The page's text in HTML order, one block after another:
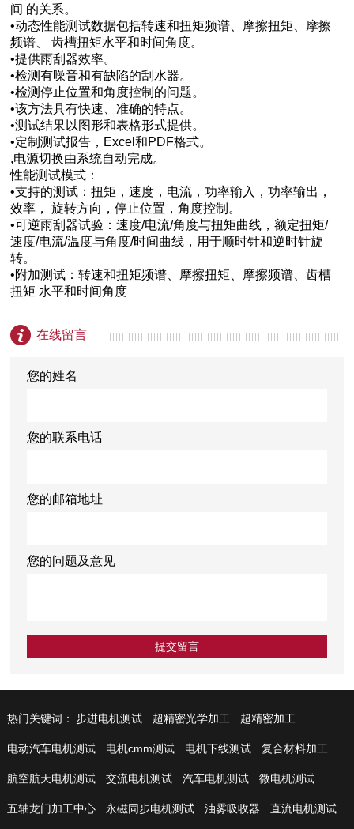
间 的关系。
•动态性能测试数据包括转速和扭矩频谱、摩擦扭矩、摩擦
频谱、 齿槽扭矩水平和时间角度。
•提供雨刮器效率。
•检测有噪音和有缺陷的刮水器。
•检测停止位置和角度控制的问题。
•该方法具有快速、准确的特点。
•测试结果以图形和表格形式提供。
•定制测试报告，Excel和PDF格式。
,电源切换由系统自动完成。
性能测试模式：
•支持的测试：扭矩，速度，电流，功率输入，功率输出，
效率， 旋转方向，停止位置，角度控制。
•可逆雨刮器试验：速度/电流/角度与扭矩曲线，额定扭矩/
速度/电流/温度与角度/时间曲线，用于顺时针和逆时针旋
转。
•附加测试：转速和扭矩频谱、摩擦扭矩、摩擦频谱、齿槽
扭矩 水平和时间角度
在线留言
您的姓名
您的联系电话
您的邮箱地址
您的问题及意见
热门关键词： 步进电机测试 超精密光学加工 超精密加工
电动汽车电机测试 电机cmm测试 电机下线测试 复合材料加工
航空航天电机测试 交流电机测试 汽车电机测试 微电机测试
五轴龙门加工中心 永磁同步电机测试 油雾吸收器 直流电机测试